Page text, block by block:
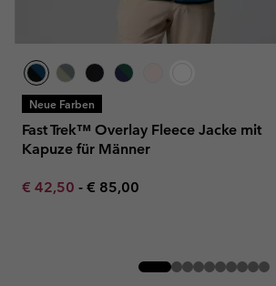
Neue Farben
Fast Trek™ Overlay Fleece Jacke mit
Kapuze für Männer
Minimum sale price:
€ 42,50 - Maximum price:
€ 85,00